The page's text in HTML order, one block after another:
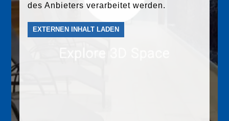
des Anbieters verarbeitet werden.
EXTERNEN INHALT LADEN